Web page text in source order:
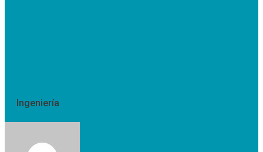
Ingeniería